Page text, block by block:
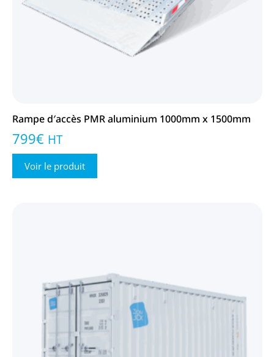
Rampe d′accès PMR aluminium 1000mm x 1500mm
799€ HT
Voir le produit